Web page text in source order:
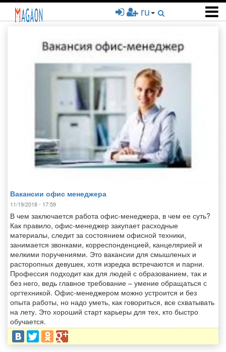
Перейти
основному
ru
Вакансии офис менеджера
11/19/2018 - 17:59
В чем заключается работа офис-менеджера, в чем ее суть?
Как правило, офис-менеджер закупает расходные
материалы, следит за состоянием офисной техники,
занимается звонками, корреспонденцией, канцелярией и
мелкими поручениями. Это вакансии для смышленых и
расторопных девушек, хотя изредка встречаются и парни.
Профессия подходит как для людей с образованием, так и
без него, ведь главное требование – умение обращаться с
оргтехникой. Офис-менеджером можно устроится и без
опыта работы, но надо уметь, как говориться, все схватывать
на лету. Это хороший старт карьеры для тех, кто быстро
обучается.